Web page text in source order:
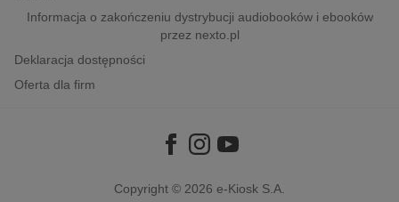
Informacja o zakończeniu dystrybucji audiobooków i ebooków
przez nexto.pl
Deklaracja dostępności
Oferta dla firm
Copyright © 2026 e-Kiosk S.A.